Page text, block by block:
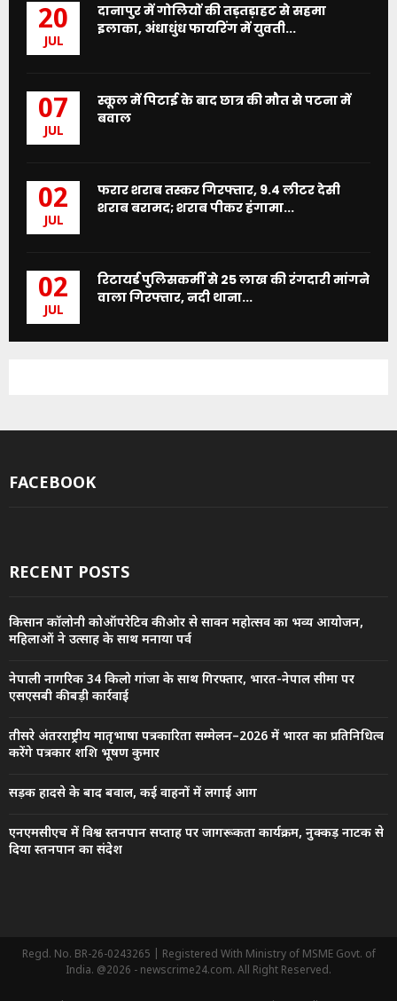
20
JUL
दानापुर में गोलियों की तड़तड़ाहट से सहमा
इलाका, अंधाधुंध फायरिंग में युवती...
07
JUL
स्कूल में पिटाई के बाद छात्र की मौत से पटना में
बवाल
02
JUL
फरार शराब तस्कर गिरफ्तार, 9.4 लीटर देसी
शराब बरामद; शराब पीकर हंगामा...
02
JUL
रिटायर्ड पुलिसकर्मी से 25 लाख की रंगदारी मांगने
वाला गिरफ्तार, नदी थाना...
FACEBOOK
RECENT POSTS
किसान कॉलोनी कोऑपरेटिव की ओर से सावन महोत्सव का भव्य आयोजन,
महिलाओं ने उत्साह के साथ मनाया पर्व
नेपाली नागरिक 34 किलो गांजा के साथ गिरफ्तार, भारत-नेपाल सीमा पर
एसएसबी की बड़ी कार्रवाई
तीसरे अंतरराष्ट्रीय मातृभाषा पत्रकारिता सम्मेलन–2026 में भारत का प्रतिनिधित्व
करेंगे पत्रकार शशि भूषण कुमार
सड़क हादसे के बाद बवाल, कई वाहनों में लगाई आग
एनएमसीएच में विश्व स्तनपान सप्ताह पर जागरूकता कार्यक्रम, नुक्कड़ नाटक से
दिया स्तनपान का संदेश
Regd. No. BR-26-0243265 | Registered With Ministry of MSME Govt. of
India. @2026 - newscrime24.com. All Right Reserved.